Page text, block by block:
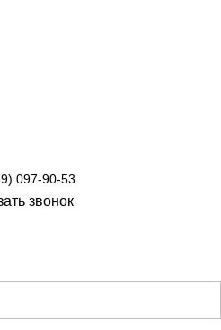
097-90-53
звонок